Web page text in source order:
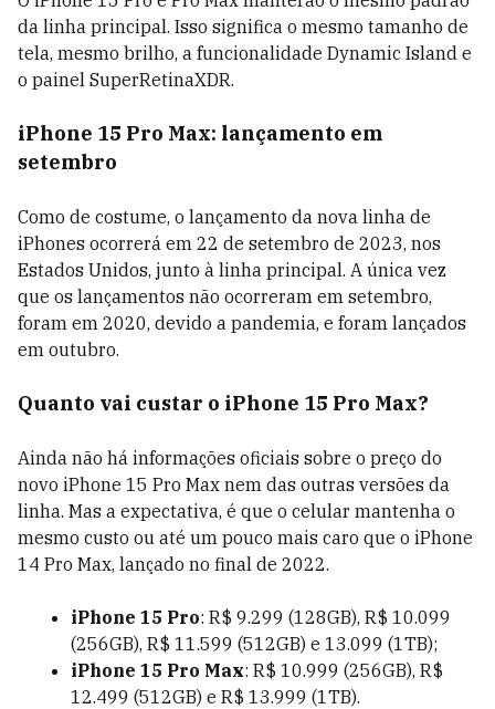
da linha principal. Isso significa o mesmo tamanho de
tela, mesmo brilho, a funcionalidade Dynamic Island e
o painel SuperRetinaXDR.
iPhone 15 Pro Max: lançamento em
setembro
Como de costume, o lançamento da nova linha de
iPhones ocorrerá em 22 de setembro de 2023, nos
Estados Unidos, junto à linha principal. A única vez
que os lançamentos não ocorreram em setembro,
foram em 2020, devido a pandemia, e foram lançados
em outubro.
Quanto vai custar o iPhone 15 Pro Max?
Ainda não há informações oficiais sobre o preço do
novo iPhone 15 Pro Max nem das outras versões da
linha. Mas a expectativa, é que o celular mantenha o
mesmo custo ou até um pouco mais caro que o iPhone
14 Pro Max, lançado no final de 2022.
iPhone 15 Pro: R$ 9.299 (128GB), R$ 10.099
(256GB), R$ 11.599 (512GB) e 13.099 (1TB);
iPhone 15 Pro Max: R$ 10.999 (256GB), R$
12.499 (512GB) e R$ 13.999 (1TB).